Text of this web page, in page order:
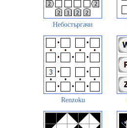
Небостъргачи
Renzoku